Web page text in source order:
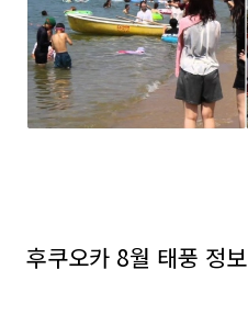
후쿠오카 8월 태풍 정보